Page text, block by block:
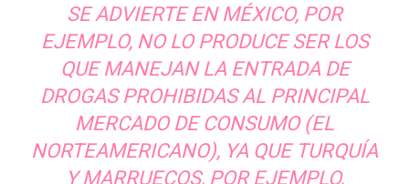
SE ADVIERTE EN MÉXICO, POR
EJEMPLO, NO LO PRODUCE SER LOS
QUE MANEJAN LA ENTRADA DE
DROGAS PROHIBIDAS AL PRINCIPAL
MERCADO DE CONSUMO (EL
NORTEAMERICANO), YA QUE TURQUÍA
Y MARRUECOS, POR EJEMPLO,